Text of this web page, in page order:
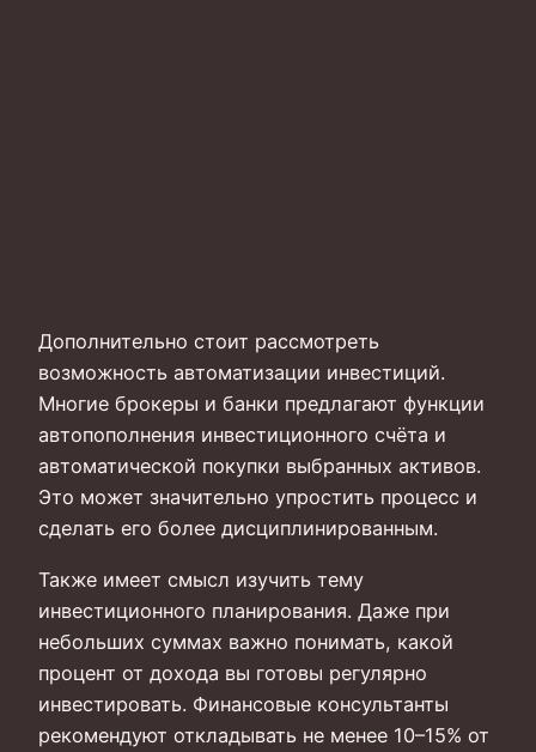
Дополнительно стоит рассмотреть
возможность автоматизации инвестиций.
Многие брокеры и банки предлагают функции
автопополнения инвестиционного счёта и
автоматической покупки выбранных активов.
Это может значительно упростить процесс и
сделать его более дисциплинированным.
Также имеет смысл изучить тему
инвестиционного планирования. Даже при
небольших суммах важно понимать, какой
процент от дохода вы готовы регулярно
инвестировать. Финансовые консультанты
рекомендуют откладывать не менее 10–15% от